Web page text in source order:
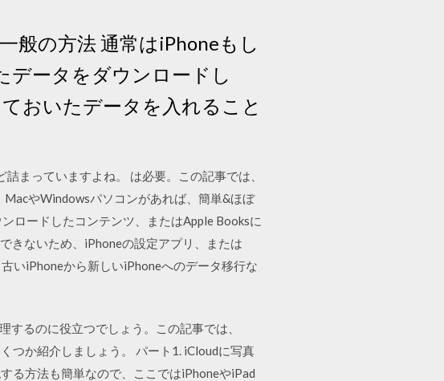
般の方法 通常はiPhoneもし
データをダウンロードし
おいたデータを入れること
まっていますよね。 は必要。この記事では、
やWindowsパソコンがあれば、簡単&ほぼ
ロードしたコンテンツ、またはApple Booksに
きないため、iPhoneの設定アプリ、または
いiPhoneから新しいiPhoneへのデータ移行な
るのに役立つでしょう。この記事では、
つか紹介しましょう。 パート1. iCloudに写真
る方法も簡単なので、ここではiPhoneやiPad